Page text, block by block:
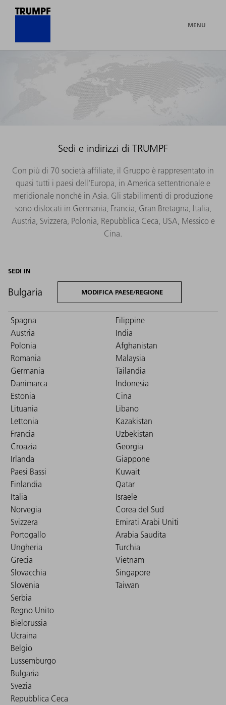
MENU
Sedi e indirizzi di TRUMPF
Con più di 70 società affiliate, il Gruppo è rappresentato in
quasi tutti i paesi dell'Europa, in America settentrionale e
meridionale nonché in Asia. Gli stabilimenti di produzione
sono dislocati in Germania, Francia, Gran Bretagna, Italia,
Austria, Svizzera, Polonia, Repubblica Ceca, USA, Messico e
Cina.
SEDI IN
Bulgaria MODIFICA PAESE/REGIONE
Spagna
Austria
Polonia
Romania
Germania
Danimarca
Estonia
Lituania
Lettonia
Francia
Croazia
Irlanda
Paesi Bassi
Finlandia
Italia
Norvegia
Svizzera
Portogallo
Ungheria
Grecia
Slovacchia
Slovenia
Serbia
Regno Unito
Bielorussia
Ucraina
Belgio
Lussemburgo
Bulgaria
Svezia
Repubblica Ceca
Filippine
India
Afghanistan
Malaysia
Tailandia
Indonesia
Cina
Libano
Kazakistan
Uzbekistan
Georgia
Giappone
Kuwait
Qatar
Israele
Corea del Sud
Emirati Arabi Uniti
Arabia Saudita
Turchia
Vietnam
Singapore
Taiwan